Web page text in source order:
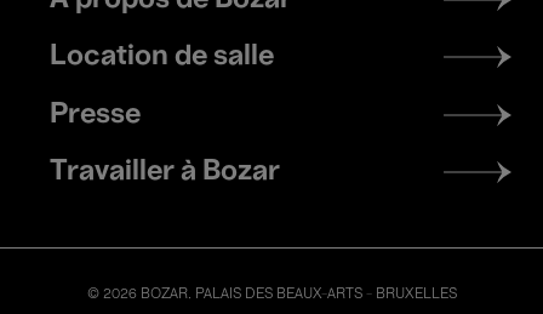
menu
Location de salle
Presse
Travailler à Bozar
© 2026 BOZAR. PALAIS DES BEAUX-ARTS - BRUXELLES